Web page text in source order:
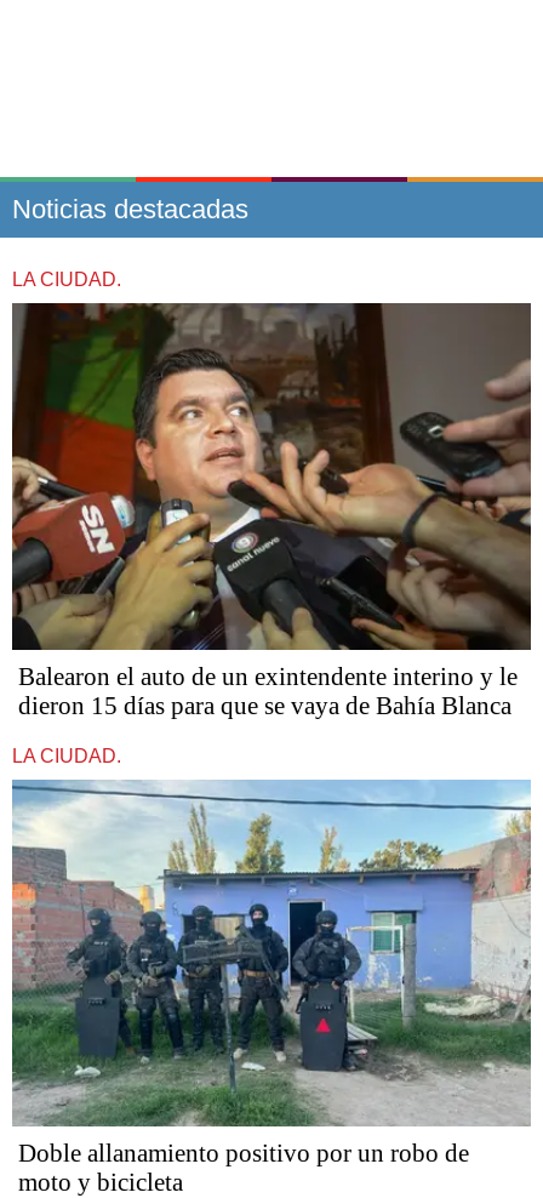
Noticias destacadas
LA CIUDAD.
Balearon el auto de un exintendente interino y le
dieron 15 días para que se vaya de Bahía Blanca
LA CIUDAD.
Doble allanamiento positivo por un robo de
moto y bicicleta